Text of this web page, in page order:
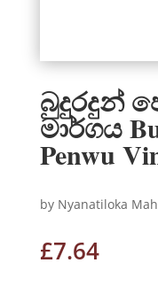
බුදුරදුන්
මාර්ගය
Penwu
by Nyanatiloka
£7.64